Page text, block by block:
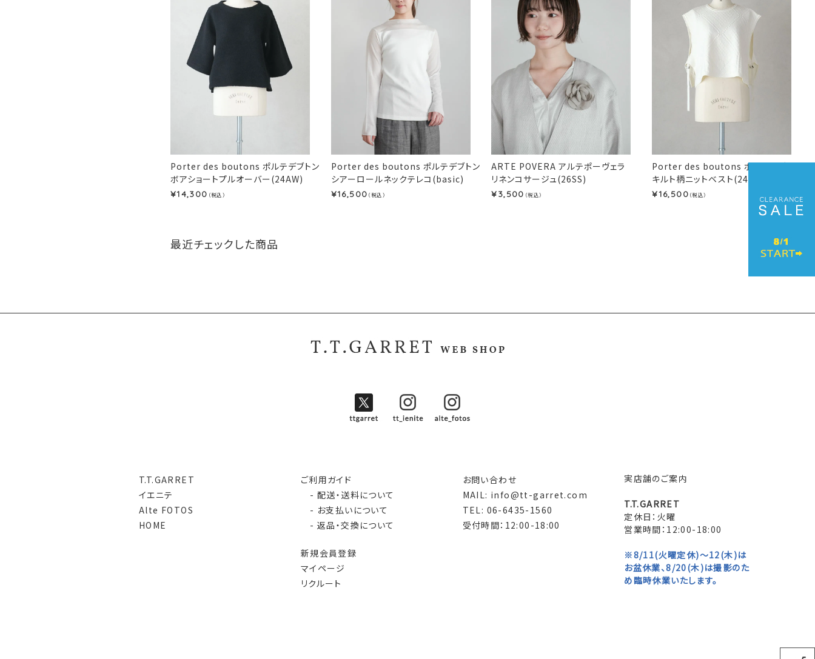
Porter des boutons ポルテデブトン
ボアショートプルオーバー(24AW)
¥14,300 （税込）
Porter des boutons ポルテデブトン
シアーロールネックテレコ(basic)
¥16,500 （税込）
ARTE POVERA アルテポーヴェラ
リネンコサージュ(26SS)
¥ 3,500 （税込）
Porter des boutons ポルテデブトン
キルト柄ニットベスト(24AW)
¥16,500 （税込）
最近チェックした商品
T.T.GARRET
イエニテ
Alte FOTOS
HOME
ご利用ガイド
- 配送・送料について
- お支払いについて
- 返品・交換について
新規会員登録
マイページ
リクルート
お問い合わせ
MAIL: info@tt-garret.com
TEL: 06-6435-1560
受付時間：12:00-18:00
実店舗のご案内
T.T.GARRET
定休日：火曜
営業時間：12:00-18:00
※8/11(火曜定休)～12(木)は
お盆休業、8/20(木)は撮影のた
め臨時休業いたします。